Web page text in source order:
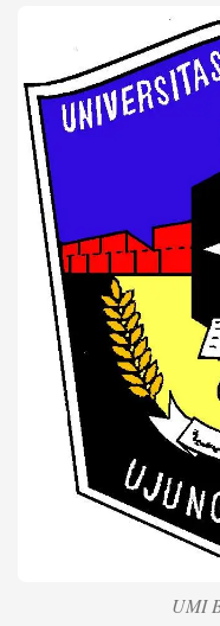
Sport
Life Style
Profil
Opini
Video
More
Disclaimer
UMI